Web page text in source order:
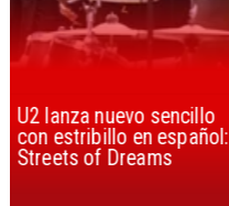
U2 lanza nuevo sencillo
con estribillo en español:
Streets of Dreams